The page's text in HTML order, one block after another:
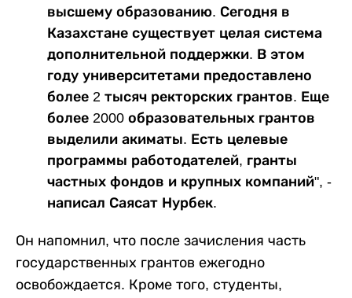
высшему образованию. Сегодня в
Казахстане существует целая система
дополнительной поддержки. В этом
году университетами предоставлено
более 2 тысяч ректорских грантов. Еще
более 2000 образовательных грантов
выделили акиматы. Есть целевые
программы работодателей, гранты
частных фондов и крупных компаний", -
написал Саясат Нурбек.
Он напомнил, что после зачисления часть
государственных грантов ежегодно
освобождается. Кроме того, студенты,